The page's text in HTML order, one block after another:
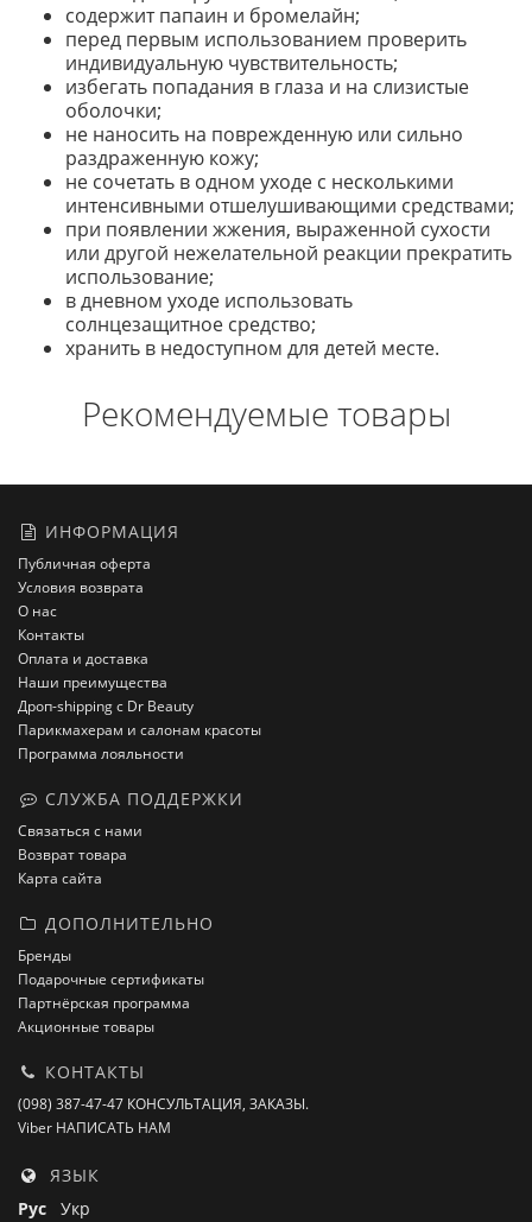
содержит папаин и бромелайн;
перед первым использованием проверить
индивидуальную чувствительность;
избегать попадания в глаза и на слизистые
оболочки;
не наносить на поврежденную или сильно
раздраженную кожу;
не сочетать в одном уходе с несколькими
интенсивными отшелушивающими средствами;
при появлении жжения, выраженной сухости
или другой нежелательной реакции прекратить
использование;
в дневном уходе использовать
солнцезащитное средство;
хранить в недоступном для детей месте.
Рекомендуемые товары
ИНФОРМАЦИЯ
Публичная оферта
Условия возврата
О нас
Контакты
Оплата и доставка
Наши преимущества
Дроп-shipping с Dr Beauty
Парикмахерам и салонам красоты
Программа лояльности
СЛУЖБА ПОДДЕРЖКИ
Связаться с нами
Возврат товара
Карта сайта
ДОПОЛНИТЕЛЬНО
Бренды
Подарочные сертификаты
Партнёрская программа
Акционные товары
КОНТАКТЫ
(098) 387-47-47 КОНСУЛЬТАЦИЯ, ЗАКАЗЫ.
Viber НАПИСАТЬ НАМ
ЯЗЫК
Рус Укр